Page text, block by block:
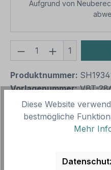
Aufgrund von
Produkt Anzahl:
1
Produktnummer:
Vorlagenummer: VBT-
Beschreibung
Zusatztext.
Diese Website
bestmögliche
Mehr